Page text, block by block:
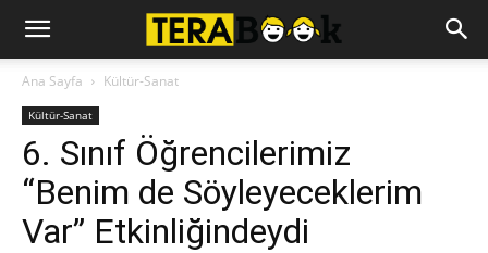
Ana Sayfa Kültür-Sanat
Kültür-Sanat
6. Sınıf Öğrencilerimiz
“Benim de Söyleyeceklerim
Var” Etkinliğindeydi